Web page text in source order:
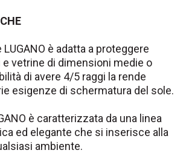
LUGANO è adatta a proteggere
vetrine di dimensioni medie o
di avere 4/5 raggi la rende
esigenze di schermatura del sole.
è caratterizzata da una linea
ed elegante che si inserisce alla
ambiente.